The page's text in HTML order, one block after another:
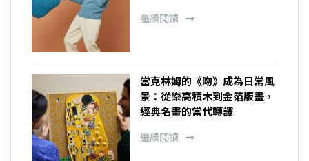
繼續閱讀
當克林姆的《吻》成為日常風
景：從樂高積木到金箔版畫，
經典名畫的當代轉譯
繼續閱讀